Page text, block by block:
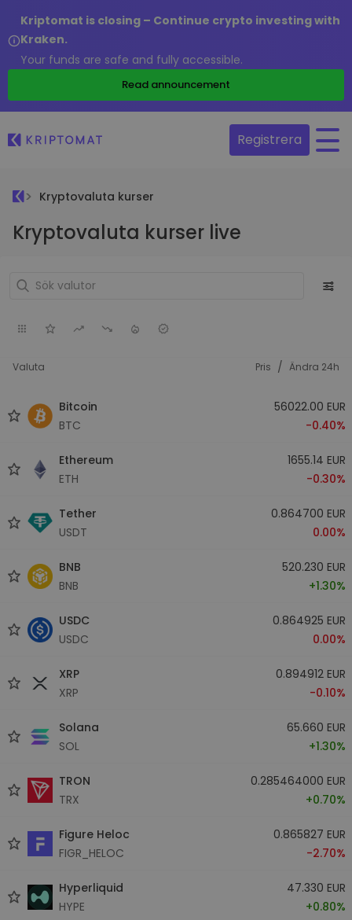
Kriptomat is closing – Continue crypto investing with
Kraken.
Your funds are safe and fully accessible.
Read announcement
Registrera
Kryptovaluta kurser
Kryptovaluta kurser live
Valuta Pris / Ändra 24h
Bitcoin
BTC
56022.00 EUR
-0.40%
Ethereum
ETH
1655.14 EUR
-0.30%
Tether
USDT
0.864700 EUR
0.00%
BNB
BNB
520.230 EUR
+1.30%
USDC
USDC
0.864925 EUR
0.00%
XRP
XRP
0.894912 EUR
-0.10%
Solana
SOL
65.660 EUR
+1.30%
TRON
TRX
0.285464000 EUR
+0.70%
Figure Heloc
FIGR_HELOC
0.865827 EUR
-2.70%
Hyperliquid
HYPE
47.330 EUR
+0.80%